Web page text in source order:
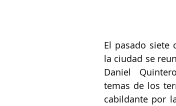
Salud
El pasado siete
la ciudad se
Daniel
temas de los
cabildante por